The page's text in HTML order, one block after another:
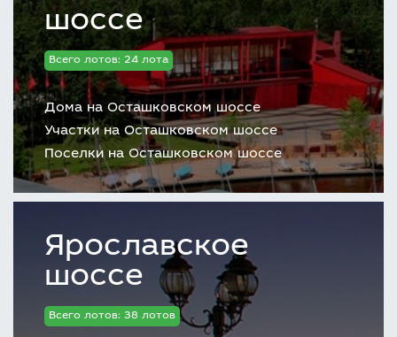
шоссе
Всего лотов: 24 лота
Дома на Осташковском шоссе
Участки на Осташковском шоссе
Поселки на Осташковском шоссе
Ярославское
шоссе
Всего лотов: 38 лотов